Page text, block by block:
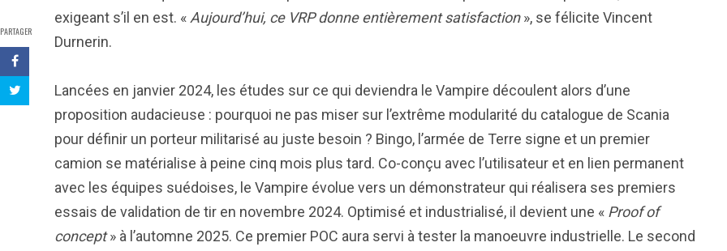
PARTAGER
exigeant s’il en est. « Aujourd’hui, ce VRP donne entièrement satisfaction», se félicite Vincent
Durnerin.
Lancées en janvier 2024, les études sur ce qui deviendra le Vampire découlent alors d’une
proposition audacieuse : pourquoi ne pas miser sur l’extrême modularité du catalogue de Scania
pour définir un porteur militarisé au juste besoin ? Bingo, l’armée de Terre signe et un premier
camion se matérialise à peine cinq mois plus tard. Co-conçu avec l’utilisateur et en lien permanent
avec les équipes suédoises, le Vampire évolue vers un démonstrateur qui réalisera ses premiers
essais de validation de tir en novembre 2024. Optimisé et industrialisé, il devient une « Proof of
concept» à l’automne 2025. Ce premier POC aura servi à tester la manoeuvre industrielle. Le second